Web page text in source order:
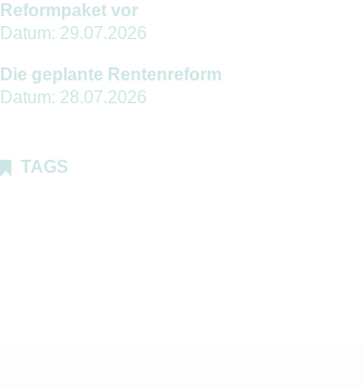
Reformpaket vor
Datum: 29.07.2026
Die geplante Rentenreform
Datum: 28.07.2026
TAGS